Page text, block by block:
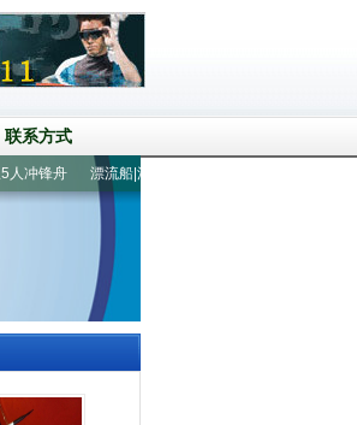
联系方式
锋舟 漂流船|漂流艇